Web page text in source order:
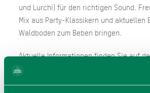
und Lurchi) für den richtigen Sound.
Mix aus Party-Klassikern und aktuellen
Waldboden zum Beben bringen.
Aktuelle Informationen finden Sie auf
ANREISE